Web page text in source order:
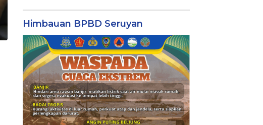
Himbauan BPBD Seruyan